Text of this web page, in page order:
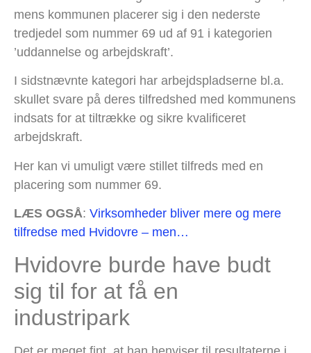
mens kommunen placerer sig i den nederste
tredjedel som nummer 69 ud af 91 i kategorien
’uddannelse og arbejdskraft’.
I sidstnævnte kategori har arbejdspladserne bl.a.
skullet svare på deres tilfredshed med kommunens
indsats for at tiltrække og sikre kvalificeret
arbejdskraft.
Her kan vi umuligt være stillet tilfreds med en
placering som nummer 69.
LÆS OGSÅ: Virksomheder bliver mere og mere
tilfredse med Hvidovre – men…
Hvidovre burde have budt
sig til for at få en
industripark